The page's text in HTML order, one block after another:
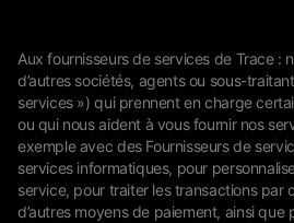
Aux fournisseurs de services de Trace :
d’autres sociétés, agents ou sous-
services ») qui prennent en charge
ou qui nous aident à vous fournir nos
exemple avec des Fournisseurs de
services informatiques, pour
service, pour traiter les transactions par
d’autres moyens de paiement, ainsi